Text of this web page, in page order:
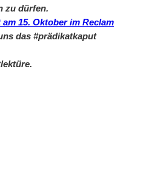
zu dürfen.
15. Oktober im Reclam
das #prädikatkaput